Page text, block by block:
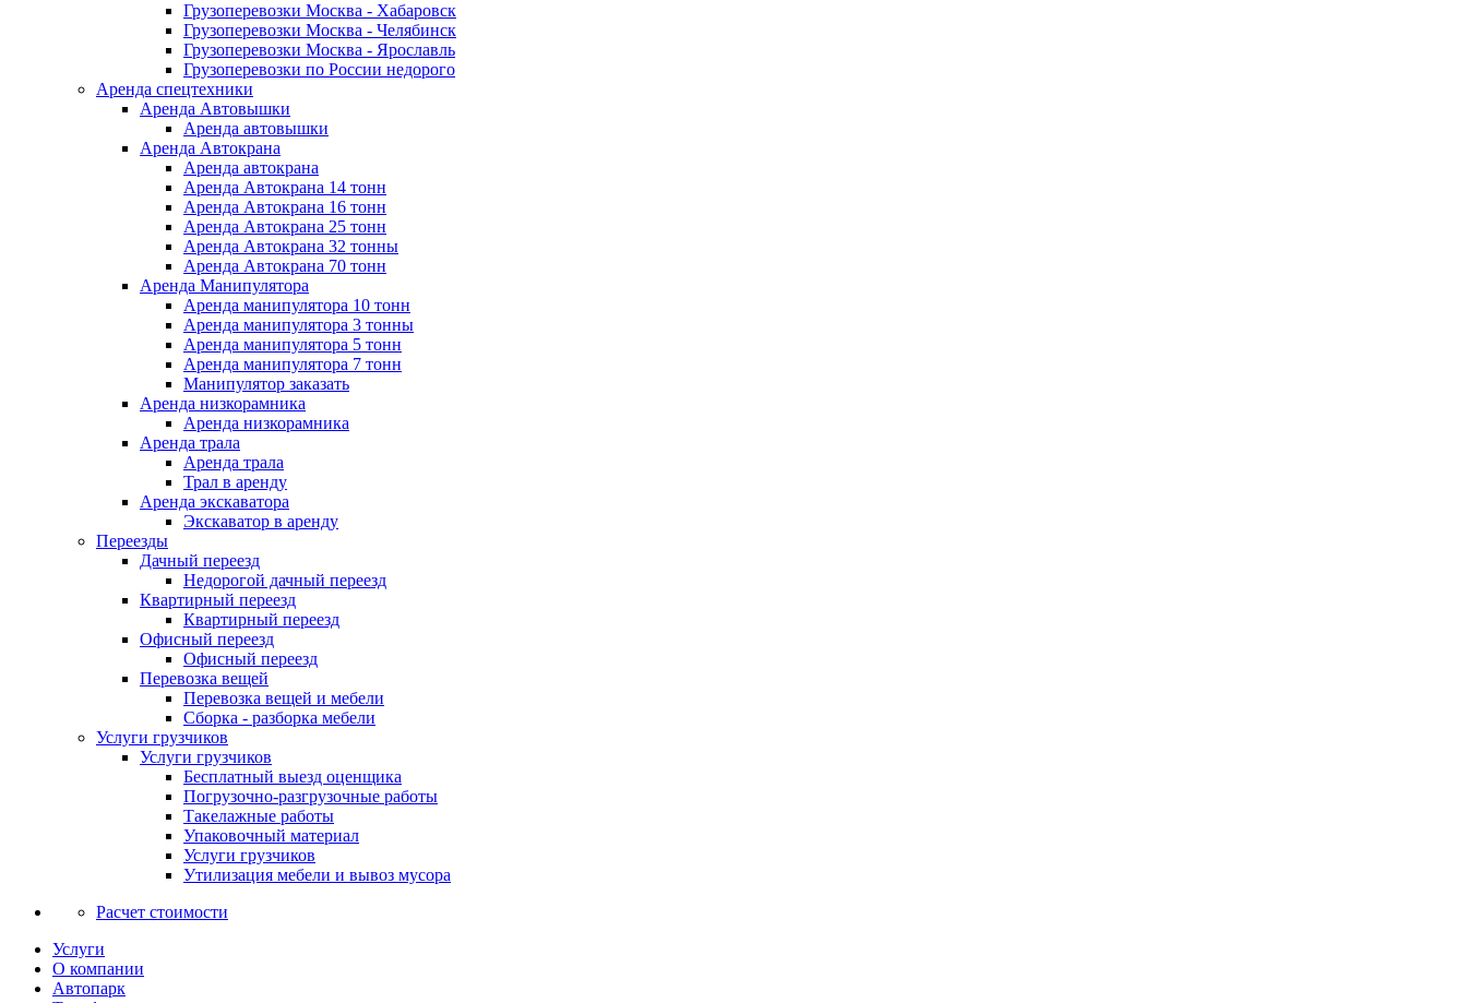
Грузоперевозки Москва - Хабаровск
Грузоперевозки Москва - Челябинск
Грузоперевозки Москва - Ярославль
Грузоперевозки по России недорого
Аренда спецтехники
Аренда Автовышки
Аренда автовышки
Аренда Автокрана
Аренда автокрана
Аренда Автокрана 14 тонн
Аренда Автокрана 16 тонн
Аренда Автокрана 25 тонн
Аренда Автокрана 32 тонны
Аренда Автокрана 70 тонн
Аренда Манипулятора
Аренда манипулятора 10 тонн
Аренда манипулятора 3 тонны
Аренда манипулятора 5 тонн
Аренда манипулятора 7 тонн
Манипулятор заказать
Аренда низкорамника
Аренда низкорамника
Аренда трала
Аренда трала
Трал в аренду
Аренда экскаватора
Экскаватор в аренду
Переезды
Дачный переезд
Недорогой дачный переезд
Квартирный переезд
Квартирный переезд
Офисный переезд
Офисный переезд
Перевозка вещей
Перевозка вещей и мебели
Сборка - разборка мебели
Услуги грузчиков
Услуги грузчиков
Бесплатный выезд оценщика
Погрузочно-разгрузочные работы
Такелажные работы
Упаковочный материал
Услуги грузчиков
Утилизация мебели и вывоз мусора
Расчет стоимости
Услуги
О компании
Автопарк